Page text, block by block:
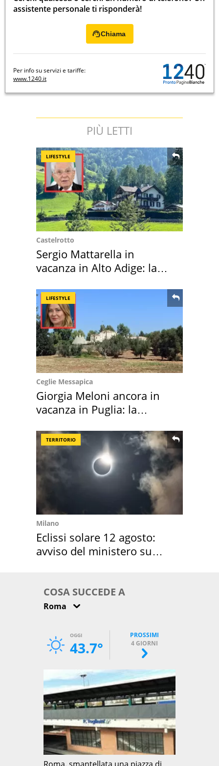
assistente personale ti risponderà!
Chiama
Per info su servizi e tariffe:
www.1240.it
PIÙ LETTI
LIFESTYLE
Castelrotto
Sergio Mattarella in
vacanza in Alto Adige: la
LIFESTYLE
Ceglie Messapica
Giorgia Meloni ancora in
vacanza in Puglia: la
TERRITORIO
Milano
Eclissi solare 12 agosto:
avviso del ministero su